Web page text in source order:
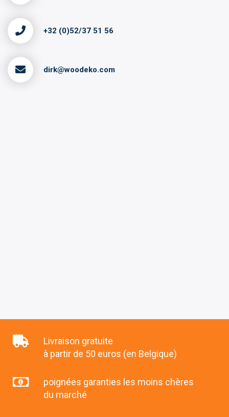
+32 (0)52/37 51 56
dirk@woodeko.com
Livraison gratuite
à partir de 50 euros (en Belgique)
poignées garanties les moins chères
du marché